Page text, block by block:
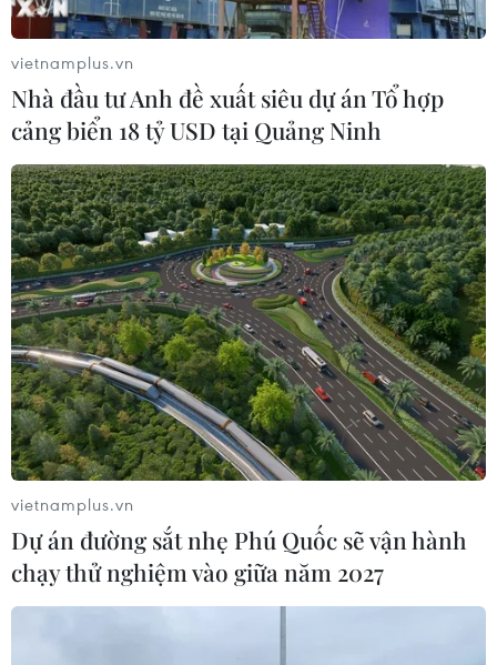
Bài 8: Xanh hóa nền kinh tế tạo ra cơ hội
việc làm mới cho thị trường
20/11/2023 08:03
Các chiến lược quốc gia hiện đều có xu hướng đặt ra
các mục tiêu tăng trưởng Xanh, doanh nghiệp cũng chú
trọng phát triển bền vững. Xu hướng này khiến cơ hội
việc làm Xanh nở rộ.
vietnamplus.vn
Nhà đầu tư Anh đề xuất siêu dự án Tổ hợp
cảng biển 18 tỷ USD tại Quảng Ninh
vietnamplus.vn
Dự án đường sắt nhẹ Phú Quốc sẽ vận hành
chạy thử nghiệm vào giữa năm 2027